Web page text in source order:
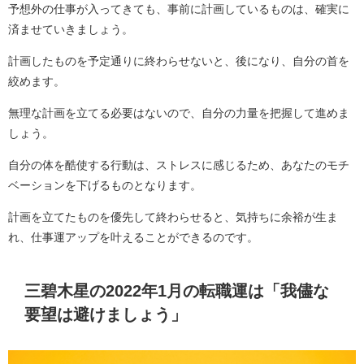
予想外の仕事が入ってきても、事前に計画しているものは、確実に
済ませていきましょう。
計画したものを予定通りに終わらせないと、後になり、自分の首を
絞めます。
無理な計画を立てる必要はないので、自分の力量を把握して進めま
しょう。
自分の体を酷使する行動は、ストレスに感じるため、あなたのモチ
ベーションを下げるものとなります。
計画を立てたものを優先して終わらせると、気持ちに余裕が生ま
れ、仕事運アップを叶えることができるのです。
三碧木星の2022年1月の転職運は「我儘な
要望は避けましょう」